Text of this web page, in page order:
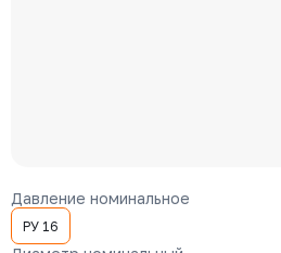
Давление номинальное
РУ 16